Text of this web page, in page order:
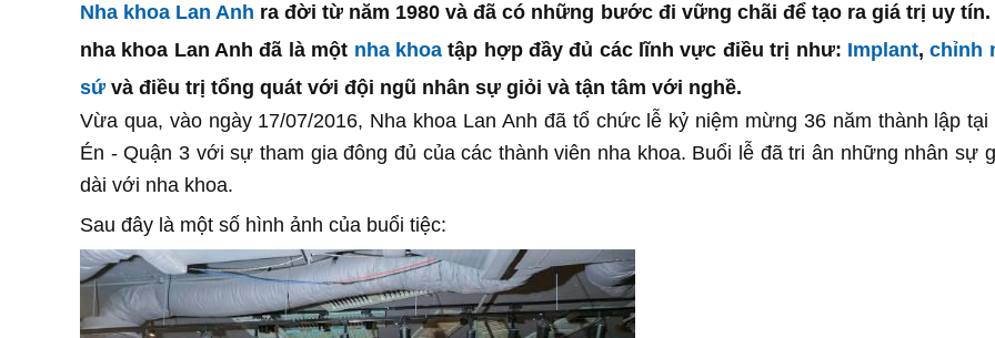
Nha khoa Lan Anh ra đời từ năm 1980 và đã có những bước đi vững chãi để tạo ra giá trị uy tín.
nha khoa Lan Anh đã là một nha khoatập hợp đầy đủ các lĩnh vực điều trị như: Implant,chỉnh
sứ và điều trị tổng quát với đội ngũ nhân sự giỏi và tận tâm với nghề.
Vừa qua, vào ngày 17/07/2016, Nha khoa Lan Anh đã tổ chức lễ kỷ niệm mừng 36 năm thành lập tại
Én - Quận 3 với sự tham gia đông đủ của các thành viên nha khoa. Buổi lễ đã tri ân những nhân sự
dài với nha khoa.
Sau đây là một số hình ảnh của buổi tiệc: